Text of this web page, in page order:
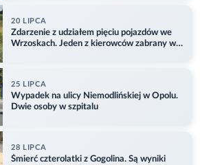
20 LIPCA
Zdarzenie z udziałem pięciu pojazdów we
Wrzoskach. Jeden z kierowców zabrany w
25 LIPCA
Wypadek na ulicy Niemodlińskiej w Opolu.
Dwie osoby w szpitalu
28 LIPCA
Śmierć czterolatki z Gogolina. Są wyniki